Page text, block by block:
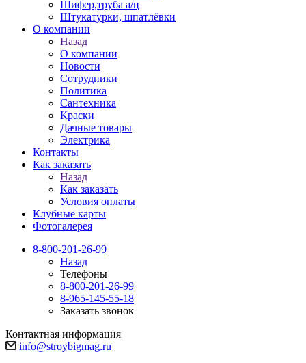
Шифер,труба а/ц
Штукатурки, шпатлёвки
О компании
Назад
О компании
Новости
Сотрудники
Политика
Сантехника
Краски
Дачные товары
Электрика
Контакты
Как заказать
Назад
Как заказать
Условия оплаты
Клубные карты
Фотогалерея
8-800-201-26-99
Назад
Телефоны
8-800-201-26-99
8-965-145-55-18
Заказать звонок
Контактная информация
info@stroybigmag.ru